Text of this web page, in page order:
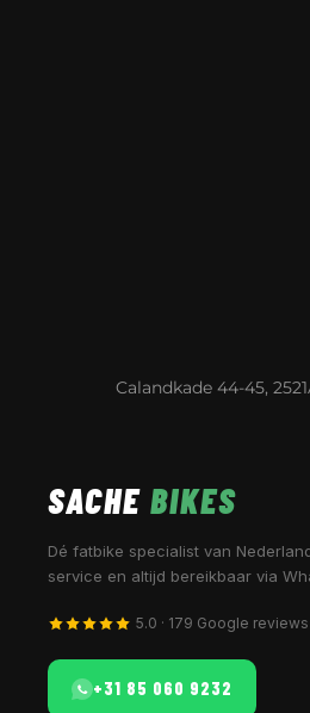
Calandkade 44-45,
SACHE BIKES
Dé fatbike specialist van
service en altijd bereikbaar via
5.0 · 179 Google reviews
+31 85 060 9232